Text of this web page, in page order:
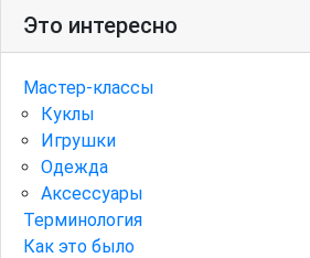
Это интересно
Мастер-классы
Куклы
Игрушки
Одежда
Аксессуары
Терминология
Как это было